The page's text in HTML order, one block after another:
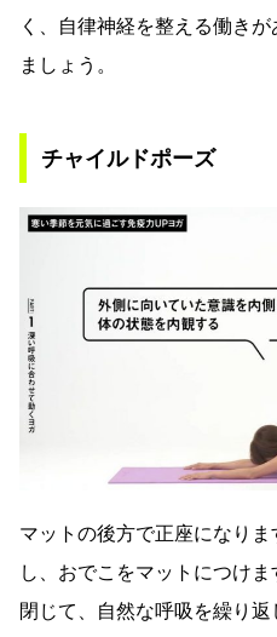
く、自律神経を整える働き
ましょう。
チャイルドポーズ
マットの後方で正座になり
し、おでこをマットにつけ
閉じて、自然な呼吸を繰り返